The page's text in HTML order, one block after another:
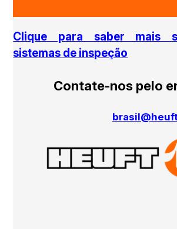
Clique para saber mais
sistemas de inspeção
Contate-nos pelo